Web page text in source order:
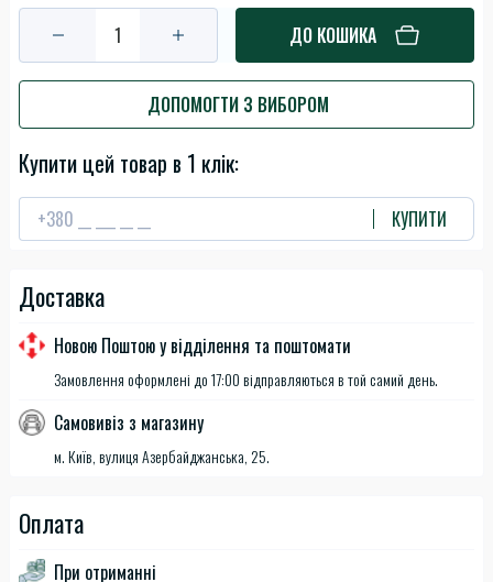
ДО КОШИКА
ДОПОМОГТИ З ВИБОРОМ
Купити цей товар в 1 клік:
КУПИТИ
Доставка
Новою Поштою у відділення та поштомати
Замовлення оформлені до 17:00 відправляються в той самий день.
Самовивіз з магазину
м. Київ, вулиця Азербайджанська, 25.
Оплата
При отриманні